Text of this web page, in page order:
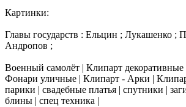
Картинки:
Главы государств : Ельцин ; Лукашенко ;
Андропов ;
Военный самолёт | Клипарт декоративные
Фонари уличные | Клипарт - Арки |
парики | свадебные платья | спутники |
блины | спец техника |